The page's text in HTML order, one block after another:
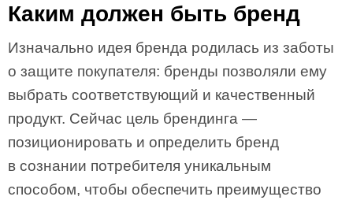
Каким должен быть бренд
Изначально идея бренда родилась из заботы
о защите покупателя: бренды позволяли ему
выбрать соответствующий и качественный
продукт. Сейчас цель брендинга —
позиционировать и определить бренд
в сознании потребителя уникальным
способом, чтобы обеспечить преимущество